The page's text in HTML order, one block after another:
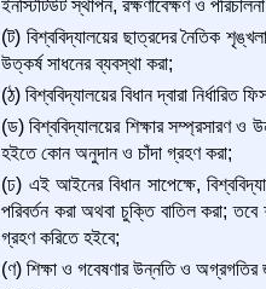
ইনস্টিটিউট স্থাপন, রক্ষণাবেক্ষণ ও
(ট) বিশ্ববিদ্যালয়ের ছাত্রদের নৈতিক
উত্কর্ষ সাধনের ব্যবস্থা করা;
(ঠ) বিশ্ববিদ্যালয়ের বিধান দ্বারা নির্ধারিত
(ড) বিশ্ববিদ্যালয়ের শিক্ষার সম্প্রসারণ ও
হইতে কোন অনুদান ও চাঁদা গ্রহণ করা;
(ঢ) এই আইনের বিধান সাপেক্ষে,
পরিবর্তন করা অথবা চুক্তি বাতিল করা; তবে
গ্রহণ করিতে হইবে;
(ণ) শিক্ষা ও গবেষণার উন্নতি ও